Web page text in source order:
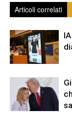
Articoli correlati